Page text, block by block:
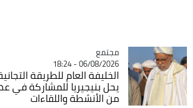
Catégorie
مجتمع
06/08/2026 - 18:24
الخليفة العام للطريقة
يحل بنيجيريا للمشاركة في
من الأنشطة واللقاءات